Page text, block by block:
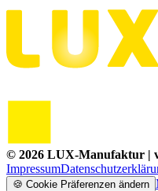
© 2026 LUX-Manufaktur |
Impressum
🍪 Cookie Präferenzen ändern